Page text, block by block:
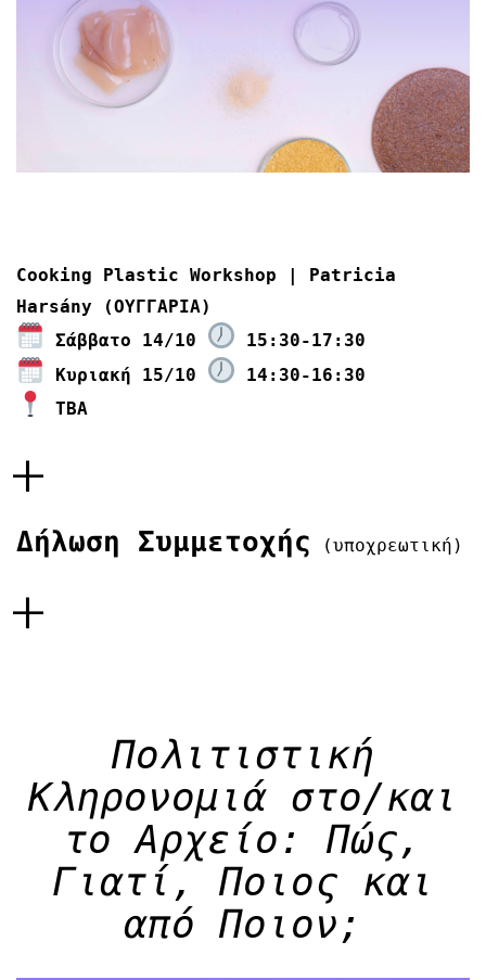
Cooking Plastic Workshop | Patricia
Harsány (ΟΥΓΓΑΡΙΑ)
Σάββατο 14/10
15:30-17:30
Κυριακή 15/10
14:30-16:30
TBA
+
Δήλωση Συμμετοχής (υποχρεωτική)
+
Πολιτιστική
Κληρονομιά στο/και
το Αρχείο: Πώς,
Γιατί, Ποιος και
από Ποιον;